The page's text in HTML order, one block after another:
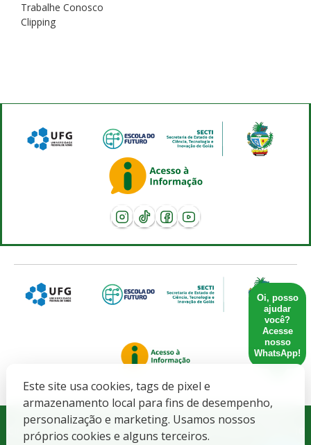
Oi, posso
ajudar
você?
Acesse
nosso
WhatsApp!
Este site usa cookies, tags de pixel e
armazenamento local para fins de desempenho,
personalização e marketing. Usamos nossos
próprios cookies e alguns terceiros.
Trabalhe Conosco
Clipping
Governo do Estado de Goiás. SECRETARIA DE ESTADO DE
CIENCIA, TECNOLOGIA E INOVACAO - CNPJ: 21.652.711/0001-10